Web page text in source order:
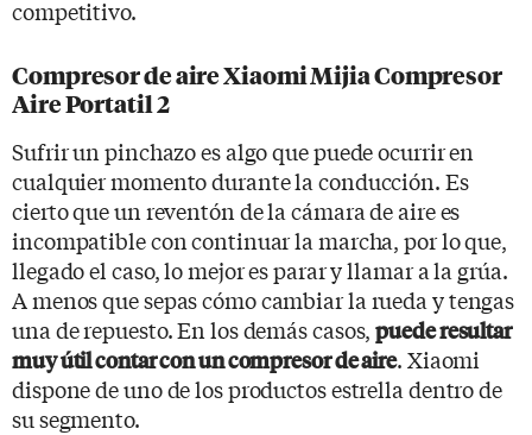
competitivo.
Compresor de aire Xiaomi Mijia Compresor
Aire Portatil 2
Sufrir un pinchazo es algo que puede ocurrir en
cualquier momento durante la conducción. Es
cierto que un reventón de la cámara de aire es
incompatible con continuar la marcha, por lo que,
llegado el caso, lo mejor es parar y llamar a la grúa.
A menos que sepas cómo cambiar la rueda y tengas
una de repuesto. En los demás casos,puede resultar
muy útil contar con un compresor de aire. Xiaomi
dispone de uno de los productos estrella dentro de
su segmento.